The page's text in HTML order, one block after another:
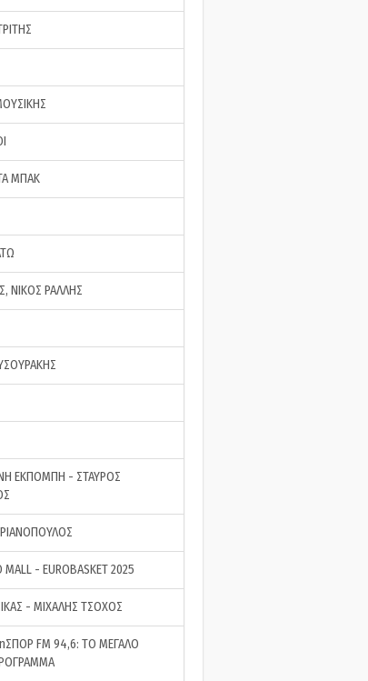
ΜΠΑΚ
ΝΙΚΟΣ ΡΑΛΛΗΣ
ΕΚΠΟΜΠΗ - ΣΤΑΥΡΟΣ
MALL - EUROBASKET 2025
- ΜΙΧΑΛΗΣ ΤΣΟΧΟΣ
FM 94,6: ΤΟ ΜΕΓΑΛΟ